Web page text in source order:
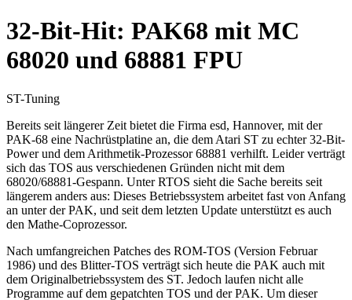
32-Bit-Hit: PAK68 mit MC
68020 und 68881 FPU
ST-Tuning
Bereits seit längerer Zeit bietet die Firma esd, Hannover, mit der
PAK-68 eine Nachrüstplatine an, die dem Atari ST zu echter 32-Bit-
Power und dem Arithmetik-Prozessor 68881 verhilft. Leider verträgt
sich das TOS aus verschiedenen Gründen nicht mit dem
68020/68881-Gespann. Unter RTOS sieht die Sache bereits seit
längerem anders aus: Dieses Betriebssystem arbeitet fast von Anfang
an unter der PAK, und seit dem letzten Update unterstützt es auch
den Mathe-Coprozessor.
Nach umfangreichen Patches des ROM-TOS (Version Februar
1986) und des Blitter-TOS verträgt sich heute die PAK auch mit
dem Originalbetriebssystem des ST. Jedoch laufen nicht alle
Programme auf dem gepatchten TOS und der PAK. Um dieser